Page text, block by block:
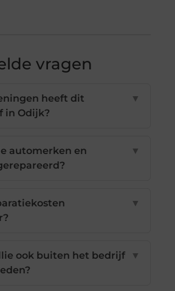
vragen
heeft dit
in Odijk?
▼
automerken en
▼
▼
ook buiten het bedrijf
▼